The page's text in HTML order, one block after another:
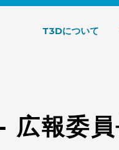
フィックデザイン 株式
T3Dについて
広報委